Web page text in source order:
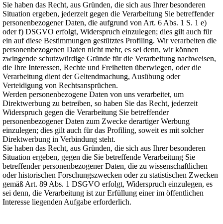
Sie haben das Recht, aus Gründen, die sich aus Ihrer besonderen
Situation ergeben, jederzeit gegen die Verarbeitung Sie betreffender
personenbezogener Daten, die aufgrund von Art. 6 Abs. 1 S. 1 e)
oder f) DSGVO erfolgt, Widerspruch einzulegen; dies gilt auch für
ein auf diese Bestimmungen gestütztes Profiling. Wir verarbeiten die
personenbezogenen Daten nicht mehr, es sei denn, wir können
zwingende schutzwürdige Gründe für die Verarbeitung nachweisen,
die Ihre Interessen, Rechte und Freiheiten überwiegen, oder die
Verarbeitung dient der Geltendmachung, Ausübung oder
Verteidigung von Rechtsansprüchen.
Werden personenbezogene Daten von uns verarbeitet, um
Direktwerbung zu betreiben, so haben Sie das Recht, jederzeit
Widerspruch gegen die Verarbeitung Sie betreffender
personenbezogener Daten zum Zwecke derartiger Werbung
einzulegen; dies gilt auch für das Profiling, soweit es mit solcher
Direktwerbung in Verbindung steht.
Sie haben das Recht, aus Gründen, die sich aus Ihrer besonderen
Situation ergeben, gegen die Sie betreffende Verarbeitung Sie
betreffender personenbezogener Daten, die zu wissenschaftlichen
oder historischen Forschungszwecken oder zu statistischen Zwecken
gemäß Art. 89 Abs. 1 DSGVO erfolgt, Widerspruch einzulegen, es
sei denn, die Verarbeitung ist zur Erfüllung einer im öffentlichen
Interesse liegenden Aufgabe erforderlich.